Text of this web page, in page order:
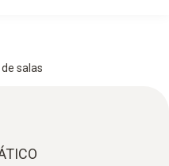
salas